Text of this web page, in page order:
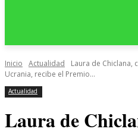
Inicio Actualidad
Laura de Chiclana,
Ucrania, recibe el Premio...
Actualidad
Laura de